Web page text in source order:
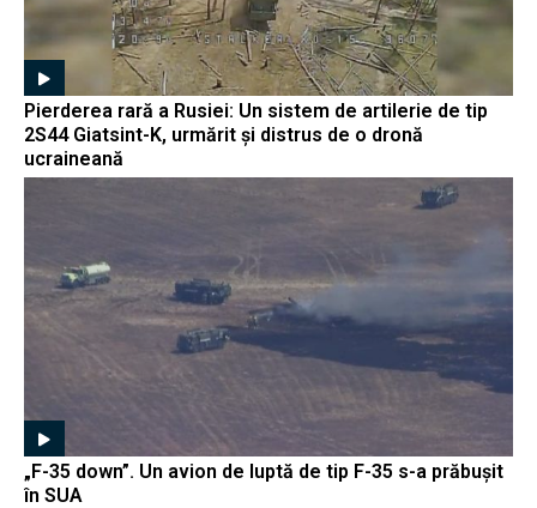
Pierderea rară a Rusiei: Un sistem de artilerie de tip
2S44 Giatsint-K, urmărit și distrus de o dronă
ucraineană
„F-35 down”. Un avion de luptă de tip F-35 s-a prăbușit
în SUA